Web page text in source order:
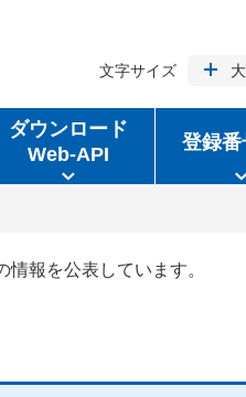
文字サイズ
ダウンロード
Web-API
登録番
報を公表しています。